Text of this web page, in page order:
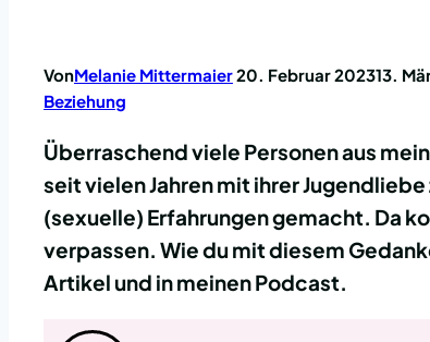
VonMelanie Mittermaier20. Februar 202313.
Beziehung
Überraschend viele Personen aus
seit vielen Jahren mit ihrer
(sexuelle) Erfahrungen gemacht. Da
verpassen. Wie du mit diesem
Artikel und in meinen Podcast.